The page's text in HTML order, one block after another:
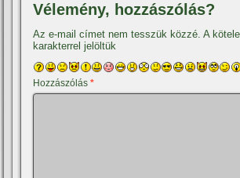
Vélemény, hozzászólás?
Az e-mail címet nem tesszük közzé. A
karakterrel jelöltük
Hozzászólás*